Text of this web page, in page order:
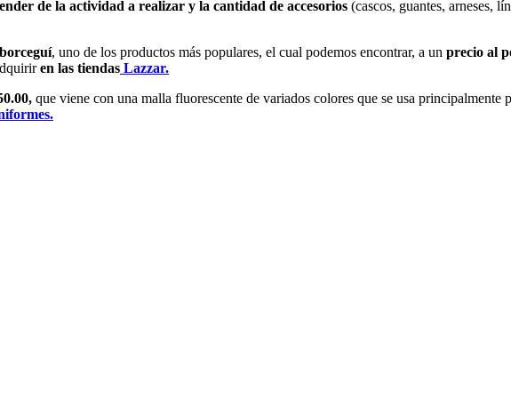
de la actividad a realizar y la cantidad de accesorios (cascos, guantes, arneses,
, uno de los productos más populares, el cual podemos encontrar, a un precio al
en las tiendas Lazzar.
que viene con una malla fluorescente de variados colores que se usa